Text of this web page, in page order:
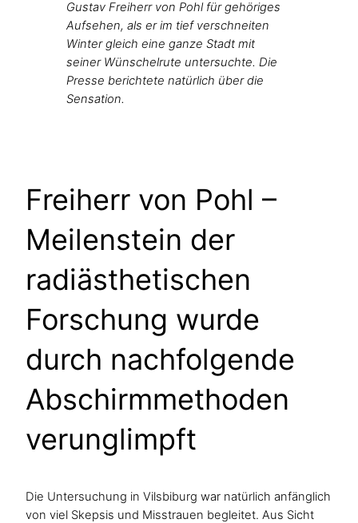
Gustav Freiherr von Pohl für gehöriges
Aufsehen, als er im tief verschneiten
Winter gleich eine ganze Stadt mit
seiner Wünschelrute untersuchte. Die
Presse berichtete natürlich über die
Sensation.
Freiherr von Pohl –
Meilenstein der
radiästhetischen
Forschung wurde
durch nachfolgende
Abschirmmethoden
verunglimpft
Die Untersuchung in Vilsbiburg war natürlich anfänglich
von viel Skepsis und Misstrauen begleitet. Aus Sicht